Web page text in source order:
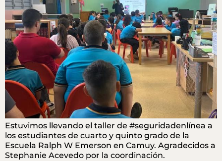
Estuvimos llevando el taller de #seguridadenlínea a
los estudiantes de cuarto y quinto grado de la
Escuela Ralph W Emerson en Camuy. Agradecidos a
Stephanie Acevedo por la coordinación.